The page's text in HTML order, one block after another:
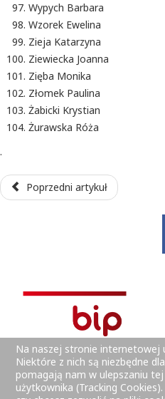
Wypych Barbara
Wzorek Ewelina
Zieja Katarzyna
Ziewiecka Joanna
Zięba Monika
Złomek Paulina
Żabicki Krystian
Żurawska Róża
.
Poprzedni artykuł
Na naszej stronie internetowej
Niektóre z nich są niezbędne
pomagają nam w ulepszaniu
użytkownika (Tracking